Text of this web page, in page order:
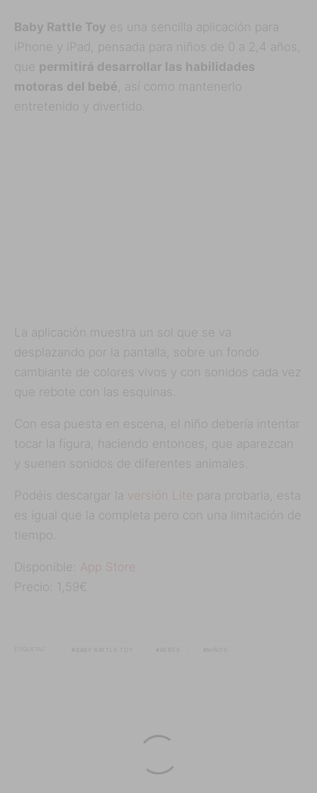
Baby Rattle Toy es una sencilla aplicación para
iPhone y iPad, pensada para niños de 0 a 2,4 años,
que permitirá desarrollar las habilidades
motoras del bebé , así como mantenerlo
entretenido y divertido.
La aplicación muestra un sol que se va
desplazando por la pantalla, sobre un fondo
cambiante de colores vivos y con sonidos cada vez
que rebote con las esquinas.
Con esa puesta en escena, el niño debería intentar
tocar la figura, haciendo entonces, que aparezcan
y suenen sonidos de diferentes animales.
Podéis descargar la versión Lite para probarla, esta
es igual que la completa pero con una limitación de
tiempo.
Disponible: App Store
Precio: 1,59€
ETIQUETAS BABY RATTLE TOY